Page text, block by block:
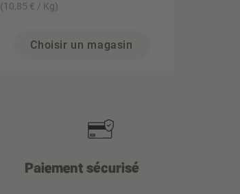
(10,85 € / Kg)
Choisir un magasin
Paiement sécurisé